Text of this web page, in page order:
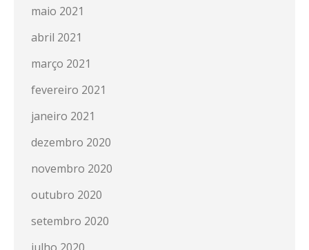
maio 2021
abril 2021
março 2021
fevereiro 2021
janeiro 2021
dezembro 2020
novembro 2020
outubro 2020
setembro 2020